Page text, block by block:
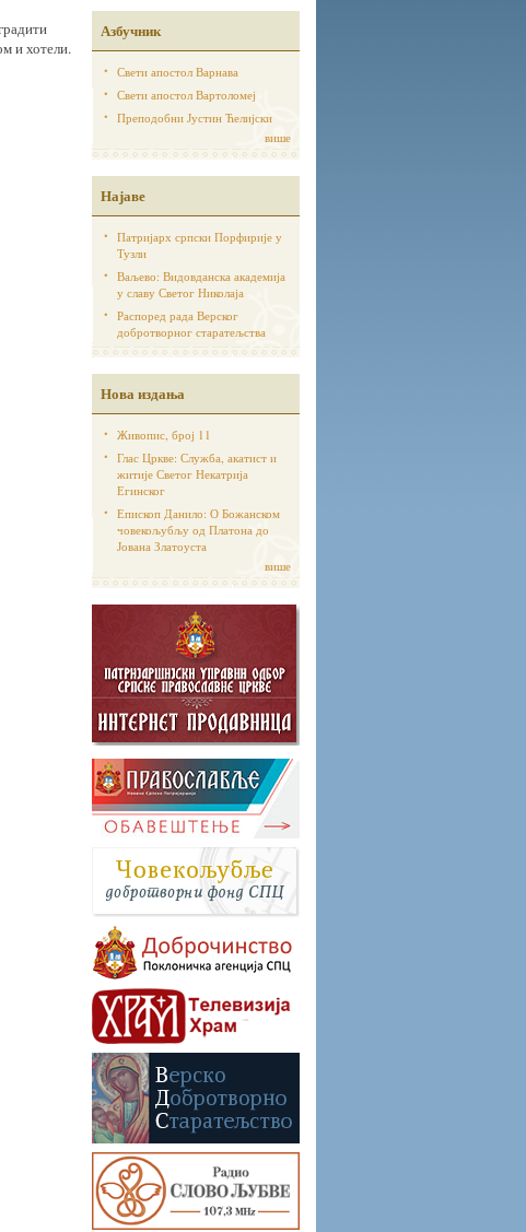
и хотели.
Азбучник
Свети апостол Варнава
Свети апостол Вартоломеј
Преподобни Јустин Ћелијски
више
Најаве
Патријарх српски Порфирије у
Тузли
Ваљево: Видовданска академија
у славу Светог Николаја
Распоред рада Верског
добротворног старатељства
Нова издања
Живопис, број 11
Глас Цркве: Служба, акатист и
житије Светог Некатрија
Егинског
Епископ Данило: О Божанском
човекољубљу од Платона до
Јована Златоуста
више